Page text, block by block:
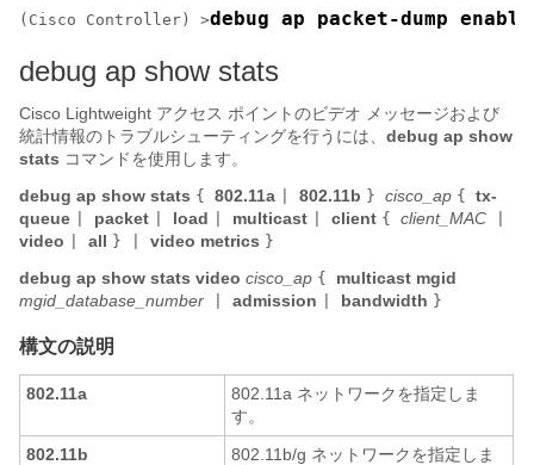
(Cisco Controller) >debug ap packet-dump enable
debug ap show stats
Cisco Lightweight アクセス ポイントのビデオ メッセージおよび
統計情報のトラブルシューティングを行うには、 debug ap show
stats コマンドを使用します。
debug ap show stats { 802.11a 802.11b } cisco_ap { tx-
queue
packet load multicast client { client_MAC
video all } | video metrics }
debug ap show stats video cisco_ap { multicast mgid
mgid_database_number
admission bandwidth }
構文の説明
802.11a
802.11a ネットワークを指定しま
す。
802.11b
802.11b/g ネットワークを指定しま